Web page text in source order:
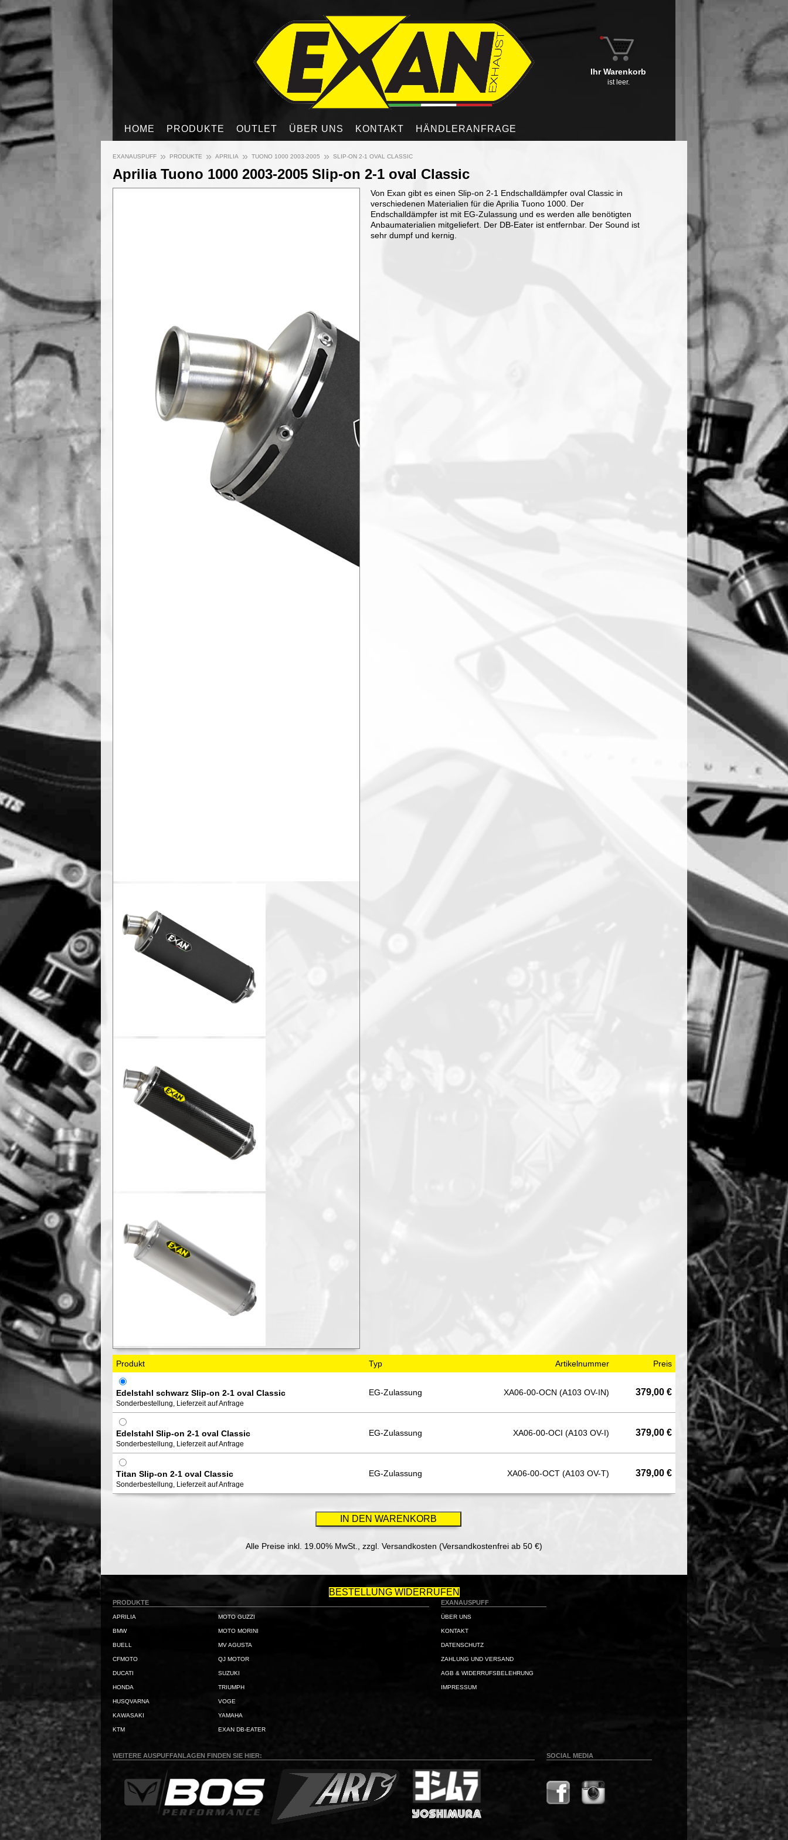
HOME PRODUKTE OUTLET ÜBER UNS KONTAKT HÄNDLERANFRAGE
Ihr Warenkorb
ist leer.
EXANAUSPUFF » PRODUKTE » APRILIA » TUONO 1000 2003-2005 » SLIP-ON 2-1 OVAL CLASSIC
Aprilia Tuono 1000 2003-2005 Slip-on 2-1 oval Classic
Von Exan gibt es einen Slip-on 2-1 Endschalldämpfer oval Classic in
verschiedenen Materialien für die Aprilia Tuono 1000. Der
Endschalldämpfer ist mit EG-Zulassung und es werden alle benötigten
Anbaumaterialien mitgeliefert. Der DB-Eater ist entfernbar. Der Sound ist
sehr dumpf und kernig.
Produkt Typ Artikelnummer Preis
Edelstahl schwarz Slip-on 2-1 oval Classic
Sonderbestellung, Lieferzeit auf Anfrage
EG-Zulassung XA06-00-OCN (A103 OV-IN) 379,00 €
Edelstahl Slip-on 2-1 oval Classic
Sonderbestellung, Lieferzeit auf Anfrage
EG-Zulassung XA06-00-OCI (A103 OV-I) 379,00 €
Titan Slip-on 2-1 oval Classic
Sonderbestellung, Lieferzeit auf Anfrage
EG-Zulassung XA06-00-OCT (A103 OV-T) 379,00 €
Alle Preise inkl. 19.00% MwSt., zzgl. Versandkosten (Versandkostenfrei ab 50 €)
BESTELLUNG WIDERRUFEN
PRODUKTE
APRILIA
BMW
BUELL
CFMOTO
DUCATI
HONDA
HUSQVARNA
KAWASAKI
KTM
MOTO GUZZI
MOTO MORINI
MV AGUSTA
QJ MOTOR
SUZUKI
TRIUMPH
VOGE
YAMAHA
EXAN DB-EATER
EXANAUSPUFF
ÜBER UNS
KONTAKT
DATENSCHUTZ
ZAHLUNG UND VERSAND
AGB & WIDERRUFSBELEHRUNG
IMPRESSUM
WEITERE AUSPUFFANLAGEN FINDEN SIE HIER: SOCIAL MEDIA